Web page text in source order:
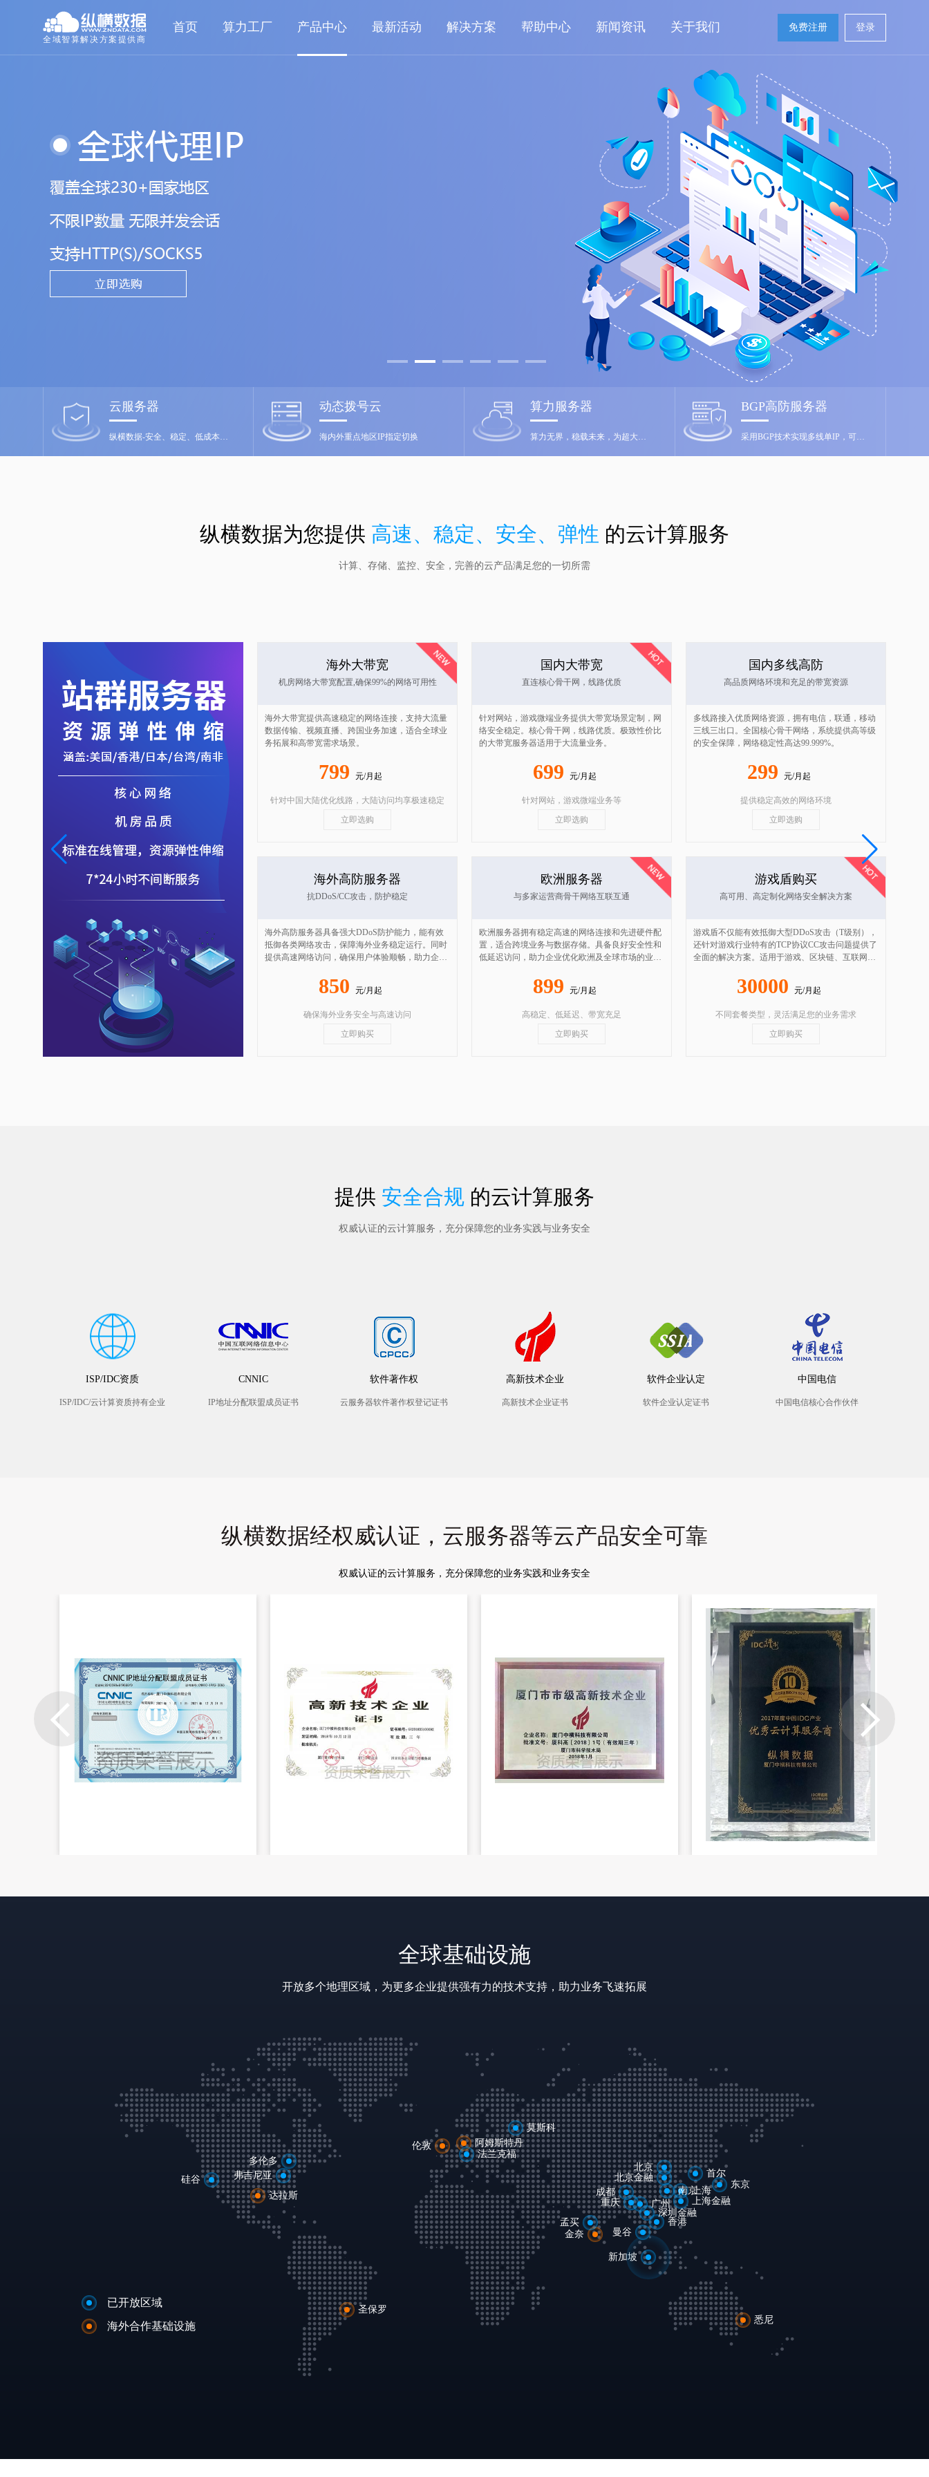
全域智算解决方案提供商
首页 算力工厂 产品中心 最新活动 解决方案 帮助中心 新闻资讯 关于我们 免费注册 登录
云服务器
纵横数据-安全、稳定、低成本、满意付款
动态拨号云
海内外重点地区IP指定切换
算力服务器
算力无界，稳载未来，为超大规模模型训练、深度学习、高性能计算提供极致算力支持。
BGP高防服务器
采用BGP技术实现多线单IP，可防护DDOS、CC、TCP等网络攻击。
纵横数据为您提供 高速、稳定、安全、弹性 的云计算服务
计算、存储、监控、安全，完善的云产品满足您的一切所需
海外大带宽
机房网络大带宽配置,确保99%的网络可用性
海外大带宽提供高速稳定的网络连接，支持大流量
数据传输、视频直播、跨国业务加速，适合全球业
务拓展和高带宽需求场景。
799 元/月起
针对中国大陆优化线路，大陆访问均享极速稳定
立即选购
国内大带宽
直连核心骨干网，线路优质
针对网站，游戏微端业务提供大带宽场景定制，网
络安全稳定。核心骨干网，线路优质。极致性价比
的大带宽服务器适用于大流量业务。
699 元/月起
针对网站，游戏微端业务等
立即选购
国内多线高防
高品质网络环境和充足的带宽资源
多线路接入优质网络资源，拥有电信，联通，移动
三线三出口。全国核心骨干网络，系统提供高等级
的安全保障，网络稳定性高达99.999%。
299 元/月起
提供稳定高效的网络环境
立即选购
海外高防服务器
抗DDoS/CC攻击，防护稳定
海外高防服务器具备强大DDoS防护能力，能有效
抵御各类网络攻击，保障海外业务稳定运行。同时
提供高速网络访问，确保用户体验顺畅，助力企业
850 元/月起
确保海外业务安全与高速访问
立即购买
欧洲服务器
与多家运营商骨干网络互联互通
欧洲服务器拥有稳定高速的网络连接和先进硬件配
置，适合跨境业务与数据存储。具备良好安全性和
低延迟访问，助力企业优化欧洲及全球市场的业务
899 元/月起
高稳定、低延迟、带宽充足
立即购买
游戏盾购买
高可用、高定制化网络安全解决方案
游戏盾不仅能有效抵御大型DDoS攻击（T级别），
还针对游戏行业特有的TCP协议CC攻击问题提供了
全面的解决方案。适用于游戏、区块链、互联网应
30000 元/月起
不同套餐类型，灵活满足您的业务需求
立即购买
提供 安全合规 的云计算服务
权威认证的云计算服务，充分保障您的业务实践与业务安全
ISP/IDC资质
ISP/IDC/云计算资质持有企业
CNNIC
IP地址分配联盟成员证书
软件著作权
云服务器软件著作权登记证书
高新技术企业
高新技术企业证书
软件企业认定
软件企业认定证书
中国电信
中国电信核心合作伙伴
纵横数据经权威认证，云服务器等云产品安全可靠
权威认证的云计算服务，充分保障您的业务实践和业务安全
全球基础设施
开放多个地理区域，为更多企业提供强有力的技术支持，助力业务飞速拓展
硅谷
达拉斯
多伦多
弗吉尼亚
圣保罗
伦敦
阿姆斯特丹
法兰克福
莫斯科
金奈
孟买
成都
重庆
北京
北京金融
香港
曼谷
深圳金融
广州
上海
上海金融
首尔
东京
新加坡
悉尼
南京
已开放区域
海外合作基础设施